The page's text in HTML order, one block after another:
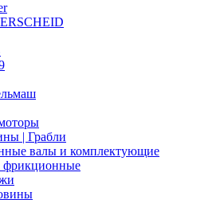
| Грабли
валы и комплектующие
фрикционные